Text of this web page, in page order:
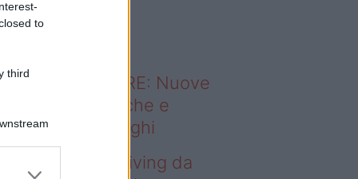
to
third
sapevi che...
ABITARE: Nuove
domestiche e
dei luoghi
– Avere un living da